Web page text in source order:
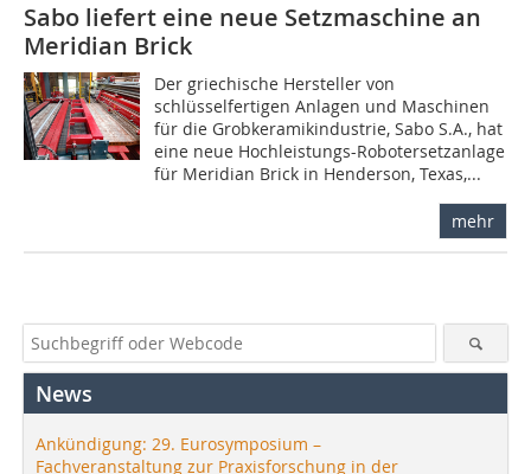
Sabo liefert eine neue Setzmaschine an
Meridian Brick
Der griechische Hersteller von
schlüsselfertigen Anlagen und Maschinen
für die Grobkeramikindustrie, Sabo S.A., hat
eine neue Hochleistungs-Robotersetzanlage
für Meridian Brick in Henderson, Texas,...
mehr
News
Ankündigung: 29. Eurosymposium –
Fachveranstaltung zur Praxisforschung in der